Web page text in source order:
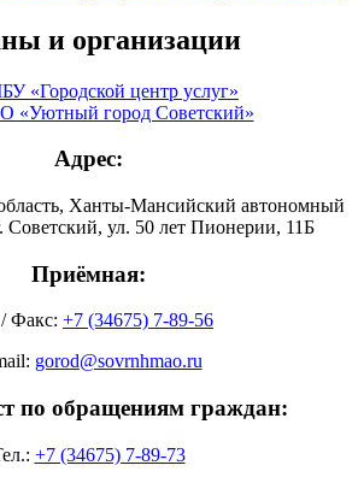
и организации
«Городской центр услуг»
«Уютный город Советский»
Адрес:
Ханты-Мансийский автономный
ул. 50 лет Пионерии, 11Б
Приёмная:
Факс: +7 (34675) 7-89-56
gorod@sovrnhmao.ru
по обращениям граждан:
+7 (34675) 7-89-73